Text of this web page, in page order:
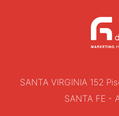
SANTA VIRGINIA 152
SANTA FE -